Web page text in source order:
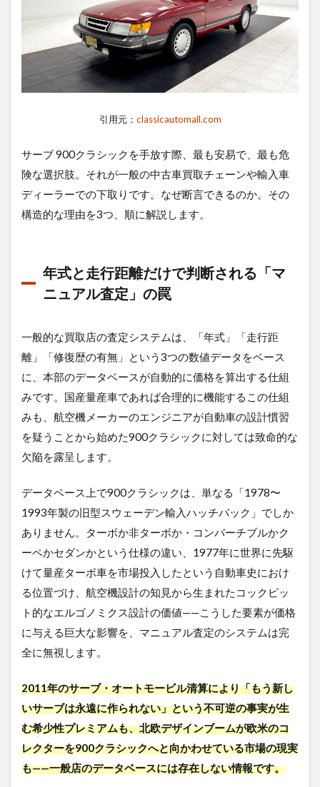
ー下
り」
が絶
対に
NG
年式
行距
離だ
判断
ニュ
査
1.2
ターボ
ラグの
「間」
きエン
ジンの
性」が
れず、
点対象
となる
1.3
い「二
重査定
らの減
額）」
サー
ブ
900
クラ
シッ
引用元： classicautomall.com
サーブ 900クラシックを手放す際、最も安易で、最も危
険な選択肢。それが一般の中古車買取チェーンや輸入車
ディーラーでの下取りです。なぜ断言できるのか。その
構造的な理由を3つ、順に解説します。
年式と走行距離だけで判断される「マ
ニュアル査定」の罠
一般的な買取店の査定システムは、「年式」「走行距
離」「修復歴の有無」という3つの数値データをベース
に、本部のデータベースが自動的に価格を算出する仕組
みです。国産量産車であれば合理的に機能するこの仕組
みも、航空機メーカーのエンジニアが自動車の設計慣習
を疑うことから始めた900クラシックに対しては致命的な
欠陥を露呈します。
データベース上で900クラシックは、単なる「1978〜
1993年製の旧型スウェーデン輸入ハッチバック」でしか
ありません。ターボか非ターボか・コンバーチブルかク
ーペかセダンかという仕様の違い、1977年に世界に先駆
けて量産ターボ車を市場投入したという自動車史におけ
る位置づけ、航空機設計の知見から生まれたコックピッ
ト的なエルゴノミクス設計の価値——こうした要素が価格
に与える巨大な影響を、マニュアル査定のシステムは完
全に無視します。
2011年のサーブ・オートモービル清算により「もう新し
いサーブは永遠に作られない」という不可逆の事実が生
む希少性プレミアムも、北欧デザインブームが欧米のコ
レクターを900クラシックへと向かわせている市場の現実
も——一般店のデータベースには存在しない情報です。